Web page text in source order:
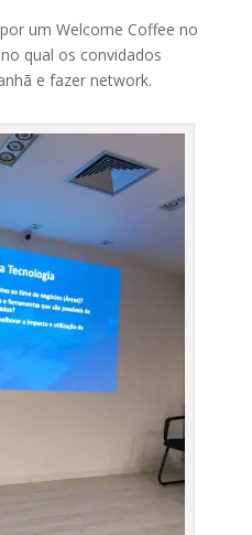
um Welcome Coffee no
qual os convidados
e fazer network.